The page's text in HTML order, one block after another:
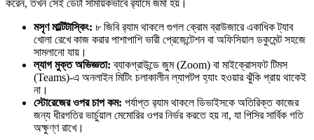
করেন, তখন সেই ডেটা সাময়িকভাবে র‍্যামে জমা হয়।
মসৃণ মাল্টিটাস্কিং: ৮ জিবি র‍্যাম থাকলে গুগল ক্রোম ব্রাউজারে একাধিক ট্যাব
খোলা রেখে কাজ করার পাশাপাশি ভারী প্রেজেন্টেশন বা অফিসিয়াল ডকুমেন্ট সহজে
সামলানো যায়।
ল্যাগ মুক্ত অভিজ্ঞতা: ব্যাকগ্রাউন্ডে জুম (Zoom) বা মাইক্রোসফট টিমস
(Teams)-এ অনলাইন মিটিং চলাকালীন ল্যাপটপ হ্যাং হওয়ার ঝুঁকি প্রায় থাকেই
না।
স্টোরেজের ওপর চাপ কম: পর্যাপ্ত র‍্যাম থাকলে ডিভাইসকে অতিরিক্ত কাজের
জন্য ধীরগতির ভার্চুয়াল মেমোরির ওপর নির্ভর করতে হয় না, যা পিসির সার্বিক গতি
অক্ষুণ্ণ রাখে।